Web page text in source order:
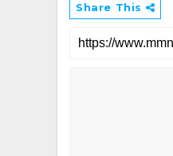
Share This